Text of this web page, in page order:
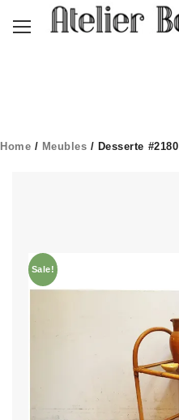
Home / Meubles / Desserte #2180
Sale!